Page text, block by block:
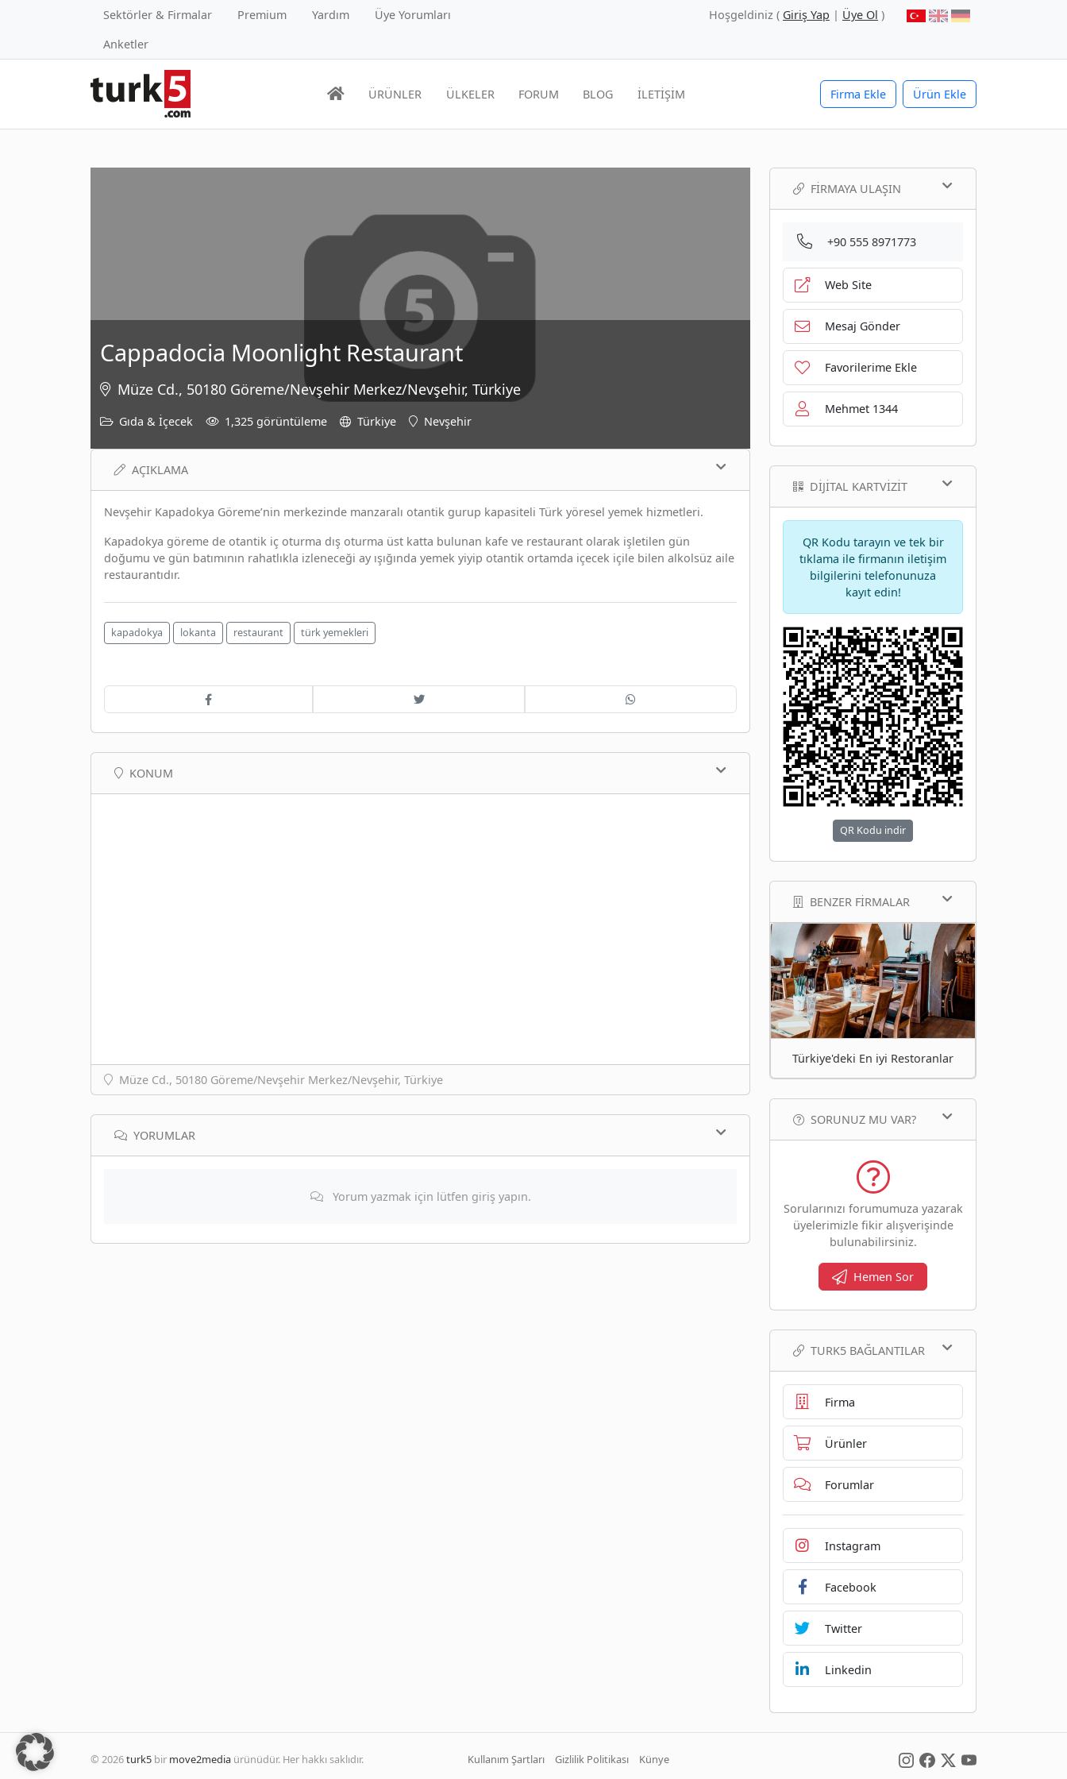
Sektörler & Firmalar Premium Yardım
Üye Yorumları
Anketler
Hoşgeldiniz ( Giriş Yap | Üye Ol )
Firma Ekle Ürün Ekle
ÜRÜNLER ÜLKELER FORUM BLOG İLETİŞİM
Cappadocia Moonlight Restaurant
Müze Cd., 50180 Göreme/Nevşehir Merkez/Nevşehir, Türkiye
Gıda & İçecek 1,325 görüntüleme Türkiye Nevşehir
AÇIKLAMA
Nevşehir Kapadokya Göreme’nin merkezinde manzaralı otantik gurup kapasiteli Türk yöresel yemek hizmetleri.
Kapadokya göreme de otantik iç oturma dış oturma üst katta bulunan kafe ve restaurant olarak işletilen gün
doğumu ve gün batımının rahatlıkla izleneceği ay ışığında yemek yiyip otantik ortamda içecek içile bilen alkolsüz aile
restaurantıdır.
kapadokya lokanta restaurant türk yemekleri
KONUM
Müze Cd., 50180 Göreme/Nevşehir Merkez/Nevşehir, Türkiye
YORUMLAR
Yorum yazmak için lütfen giriş yapın.
FIRMAYA ULAŞIN
+90 555 8971773
Web Site
Mesaj Gönder
Favorilerime Ekle
Mehmet 1344
DIJITAL KARTVIZIT
QR Kodu tarayın ve tek bir
tıklama ile firmanın iletişim
bilgilerini telefonunuza
kayıt edin!
QR Kodu indir
BENZER FIRMALAR
Türkiye'deki En iyi Restoranlar
SORUNUZ MU VAR?
Sorularınızı forumumuza yazarak
üyelerimizle fikir alışverişinde
bulunabilirsiniz.
Hemen Sor
TURK5 BAĞLANTILAR
Firma
Ürünler
Forumlar
Instagram
Facebook
Twitter
Linkedin
© 2026turk5 bir move2media ürünüdür. Her hakkı saklıdır. Kullanım Şartları Gizlilik Politikası Künye